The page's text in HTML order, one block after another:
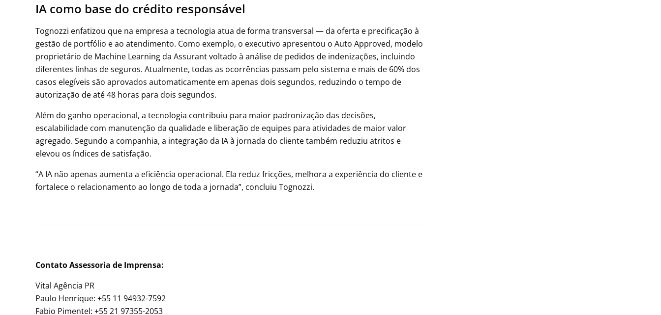
IA como base do crédito responsável
Tognozzi enfatizou que na empresa a tecnologia atua de forma transversal — da oferta e precificação à
gestão de portfólio e ao atendimento. Como exemplo, o executivo apresentou o Auto Approved, modelo
proprietário de Machine Learning da Assurant voltado à análise de pedidos de indenizações, incluindo
diferentes linhas de seguros. Atualmente, todas as ocorrências passam pelo sistema e mais de 60% dos
casos elegíveis são aprovados automaticamente em apenas dois segundos, reduzindo o tempo de
autorização de até 48 horas para dois segundos.
Além do ganho operacional, a tecnologia contribuiu para maior padronização das decisões,
escalabilidade com manutenção da qualidade e liberação de equipes para atividades de maior valor
agregado. Segundo a companhia, a integração da IA à jornada do cliente também reduziu atritos e
elevou os índices de satisfação.
“A IA não apenas aumenta a eficiência operacional. Ela reduz fricções, melhora a experiência do cliente e
fortalece o relacionamento ao longo de toda a jornada”, concluiu Tognozzi.
Contato Assessoria de Imprensa:
Vital Agência PR
Paulo Henrique: +55 11 94932-7592
Fabio Pimentel: +55 21 97355-2053